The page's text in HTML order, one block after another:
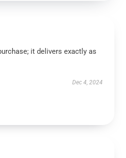
it delivers exactly as
Dec 4, 2024